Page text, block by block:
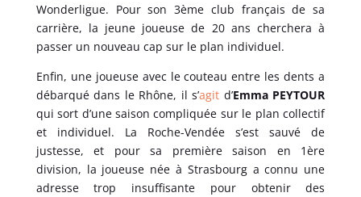
Wonderligue. Pour son 3ème club français de sa
carrière, la jeune joueuse de 20 ans cherchera à
passer un nouveau cap sur le plan individuel.
Enfin, une joueuse avec le couteau entre les dents a
débarqué dans le Rhône, il s’agit d’Emma PEYTOUR
qui sort d’une saison compliquée sur le plan collectif
et individuel. La Roche-Vendée s’est sauvé de
justesse, et pour sa première saison en 1ère
division, la joueuse née à Strasbourg a connu une
adresse trop insuffisante pour obtenir des